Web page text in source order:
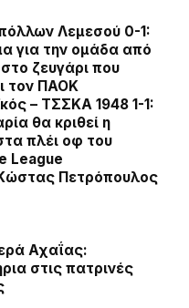
Λεμεσού 0-1:
για την ομάδα από
ζευγάρι που
τον ΠΑΟΚ
– ΤΣΣΚΑ 1948 1-1:
θα κριθεί η
πλέι οφ του
League
Πετρόπουλος
Αχαΐας:
στις πατρινές